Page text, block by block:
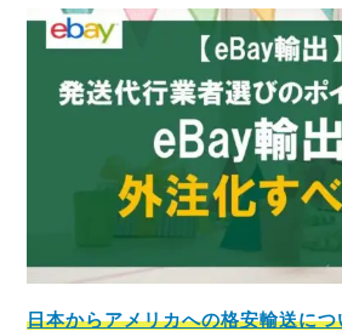
日本からアメリカへの格安輸送に